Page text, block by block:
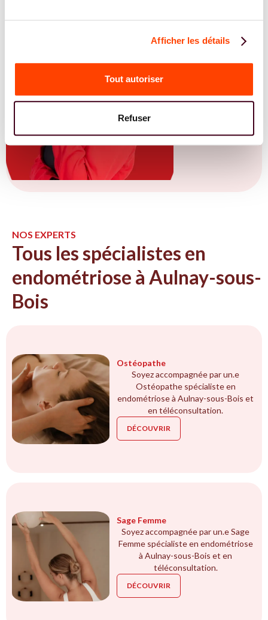
Afficher les détails
Tout autoriser
Refuser
NOS EXPERTS
Tous les spécialistes en
endométriose à Aulnay-sous-
Bois
Ostéopathe
Soyez accompagnée par un.e
Ostéopathe spécialiste en
endométriose à Aulnay-sous-Bois et
en téléconsultation.
DÉCOUVRIR
Sage Femme
Soyez accompagnée par un.e Sage
Femme spécialiste en endométriose
à Aulnay-sous-Bois et en
téléconsultation.
DÉCOUVRIR